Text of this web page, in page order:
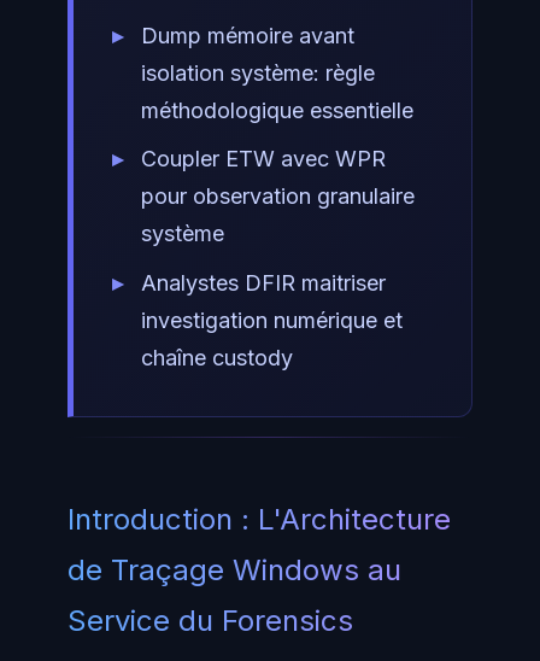
Dump mémoire avant
isolation système: règle
méthodologique essentielle
Coupler ETW avec WPR
pour observation granulaire
système
Analystes DFIR maitriser
investigation numérique et
chaîne custody
Introduction : L'Architecture
de Traçage Windows au
Service du Forensics